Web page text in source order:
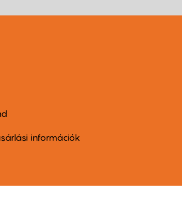
információk